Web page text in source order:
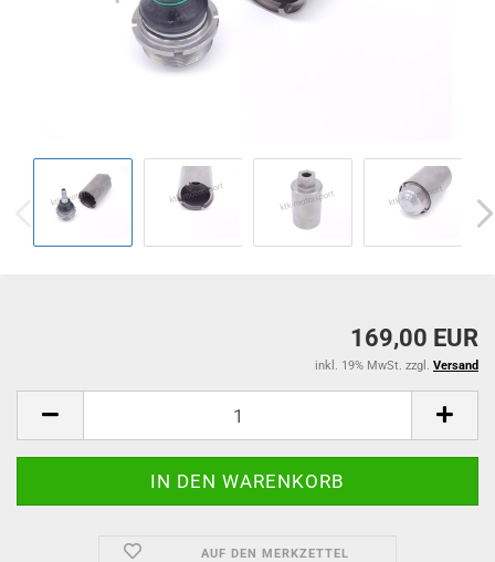
169,00 EUR
inkl. 19% MwSt. zzgl. Versand
AUF DEN MERKZETTEL